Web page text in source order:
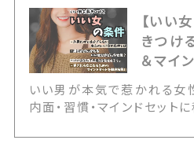
【いい
きつけ
＆マイ
いい男が本気で惹かれる女
内面・習慣・マインドセット
できる魅力を育てる習慣、